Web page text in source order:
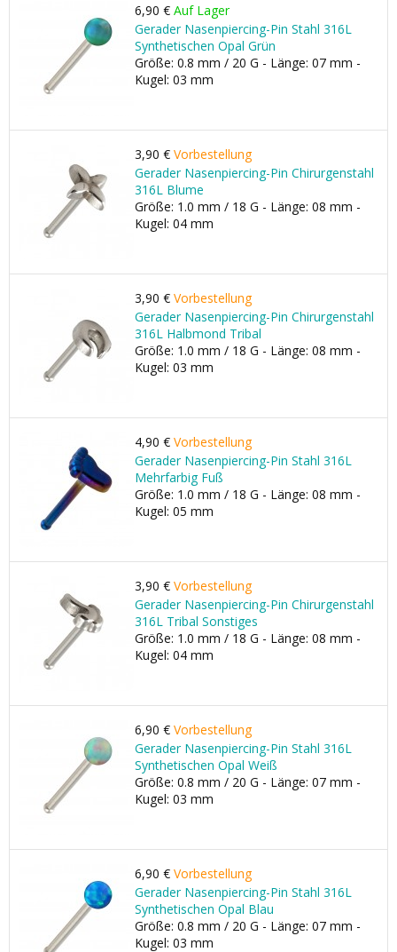
6,90 € Auf Lager
Gerader Nasenpiercing-Pin Stahl 316L
Synthetischen Opal Grün
Größe: 0.8 mm / 20 G - Länge: 07 mm -
Kugel: 03 mm
3,90 € Vorbestellung
Gerader Nasenpiercing-Pin Chirurgenstahl
316L Blume
Größe: 1.0 mm / 18 G - Länge: 08 mm -
Kugel: 04 mm
3,90 € Vorbestellung
Gerader Nasenpiercing-Pin Chirurgenstahl
316L Halbmond Tribal
Größe: 1.0 mm / 18 G - Länge: 08 mm -
Kugel: 03 mm
4,90 € Vorbestellung
Gerader Nasenpiercing-Pin Stahl 316L
Mehrfarbig Fuß
Größe: 1.0 mm / 18 G - Länge: 08 mm -
Kugel: 05 mm
3,90 € Vorbestellung
Gerader Nasenpiercing-Pin Chirurgenstahl
316L Tribal Sonstiges
Größe: 1.0 mm / 18 G - Länge: 08 mm -
Kugel: 04 mm
6,90 € Vorbestellung
Gerader Nasenpiercing-Pin Stahl 316L
Synthetischen Opal Weiß
Größe: 0.8 mm / 20 G - Länge: 07 mm -
Kugel: 03 mm
6,90 € Vorbestellung
Gerader Nasenpiercing-Pin Stahl 316L
Synthetischen Opal Blau
Größe: 0.8 mm / 20 G - Länge: 07 mm -
Kugel: 03 mm